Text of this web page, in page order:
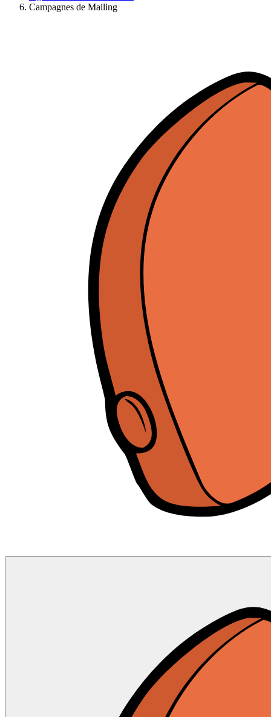
Campagnes de Mailing